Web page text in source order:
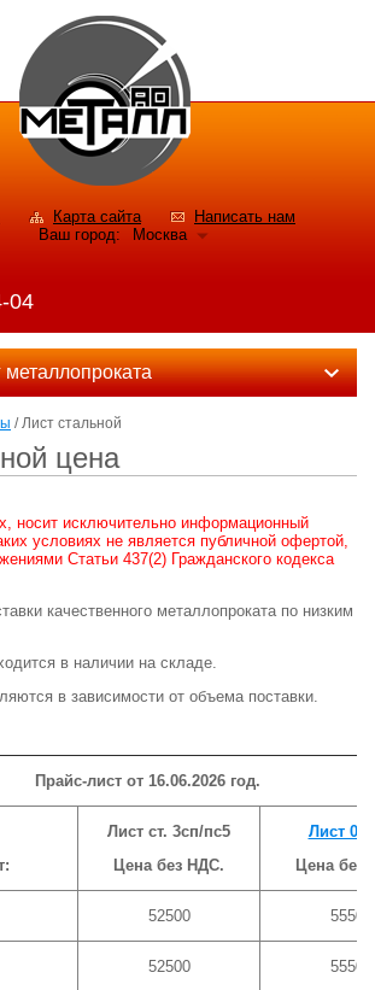
Карта сайта
Написать нам
Ваш город:
Москва
04
металлопроката
/ Лист стальной
цена
носит исключительно информационный
условиях не является публичной офертой,
Статьи 437(2) Гражданского кодекса
качественного металлопроката по низким
в наличии на складе.
в зависимости от объема поставки.
Прайс-лист от 16.06.2026 год.
Лист ст. 3сп/пс5
Цена без НДС.
Лист
Цена без
52500 55500
52500 55500